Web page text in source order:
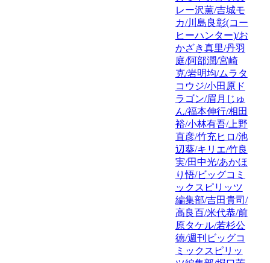
レー沢薫/吉城モ
カ/川島良彰(コー
ヒーハンター)/お
かざき真里/丹羽
庭/阿部潤/宮崎
克/岩明均/ムラタ
コウジ/小田原ド
ラゴン/眉月じゅ
ん/福本伸行/相田
裕/小林有吾/上野
直彦/竹充ヒロ/池
辺葵/キリエ/竹良
実/田中光/あかほ
り悟/ビッグコミ
ックスピリッツ
編集部/吉田貴司/
高良百/米代恭/前
原タケル/若杉公
徳/週刊ビッグコ
ミックスピリッ